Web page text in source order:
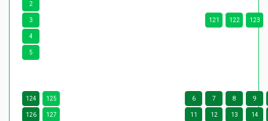
2
3 121 122 123
4
5
124 125 6 7 8 9
126 127 11 12 13 14